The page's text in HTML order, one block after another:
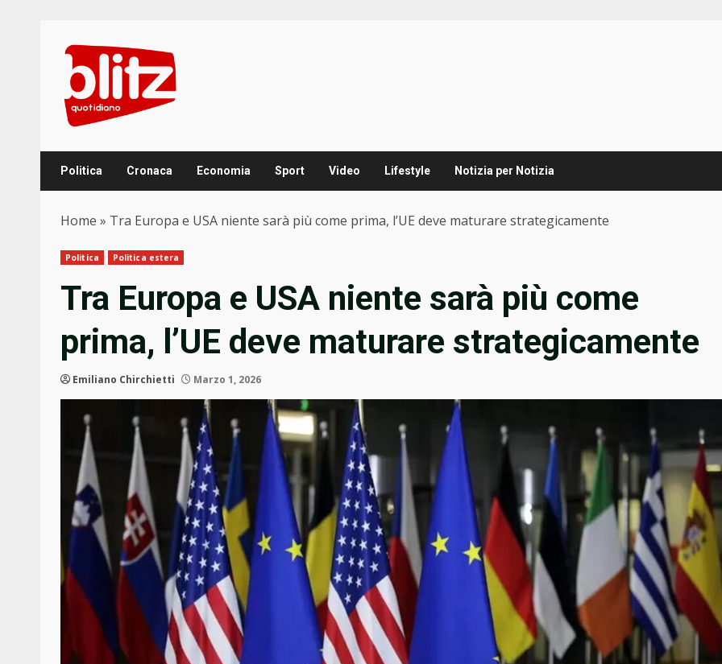
content
Politica Cronaca Economia Sport Video Lifestyle Notizia per Notizia
Home » Tra Europa e USA niente sarà più come prima, l’UE deve maturare strategicamente
Politica Politica estera
Tra Europa e USA niente sarà più come
prima, l’UE deve maturare strategicamente
Emiliano Chirchietti Marzo 1, 2026